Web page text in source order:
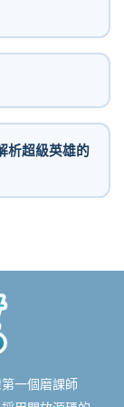
析超級英雄的
一個磨課師